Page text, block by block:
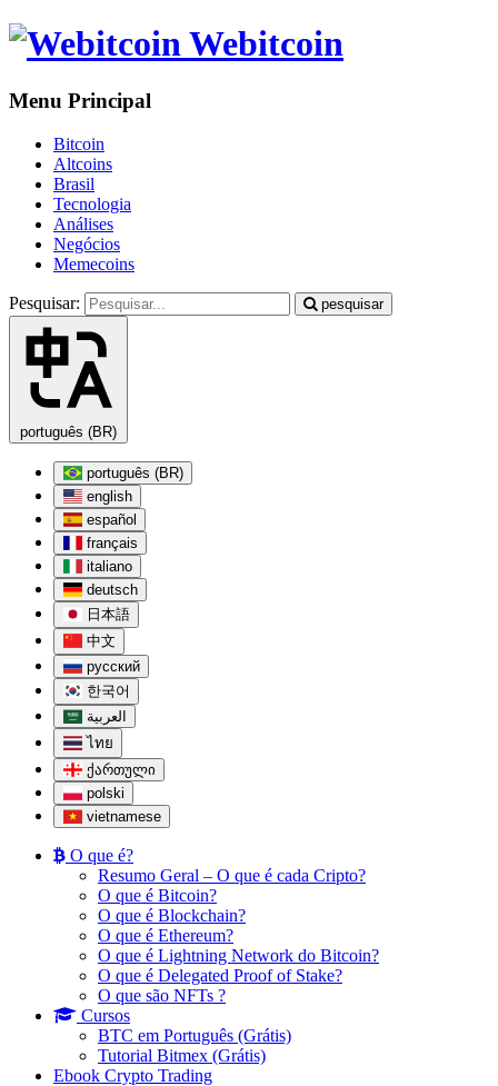
Webitcoin
Menu Principal
Bitcoin
Altcoins
Brasil
Tecnologia
Análises
Negócios
Memecoins
Pesquisar: pesquisar
português (BR)
português (BR)
english
español
français
italiano
deutsch
日本語
中文
русский
한국어
العربية
ไทย
ქართული
polski
vietnamese
O que é?
Resumo Geral – O que é cada Cripto?
O que é Bitcoin?
O que é Blockchain?
O que é Ethereum?
O que é Lightning Network do Bitcoin?
O que é Delegated Proof of Stake?
O que são NFTs ?
Cursos
BTC em Português (Grátis)
Tutorial Bitmex (Grátis)
Ebook Crypto Trading